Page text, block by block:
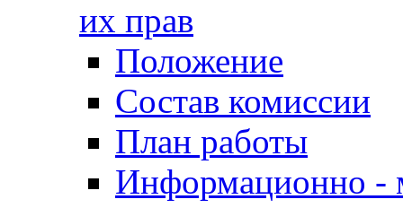
их прав
Положение
Состав комиссии
План работы
Информационно -